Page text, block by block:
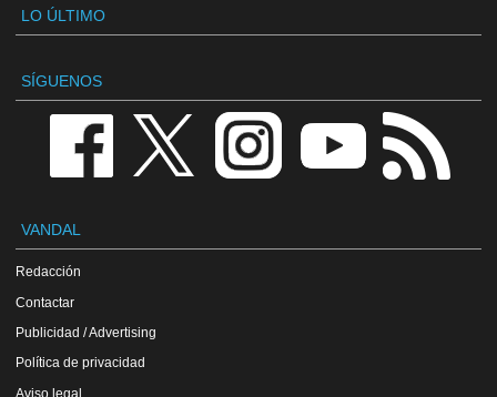
LO ÚLTIMO
SÍGUENOS
VANDAL
Redacción
Contactar
Publicidad / Advertising
Política de privacidad
Aviso legal